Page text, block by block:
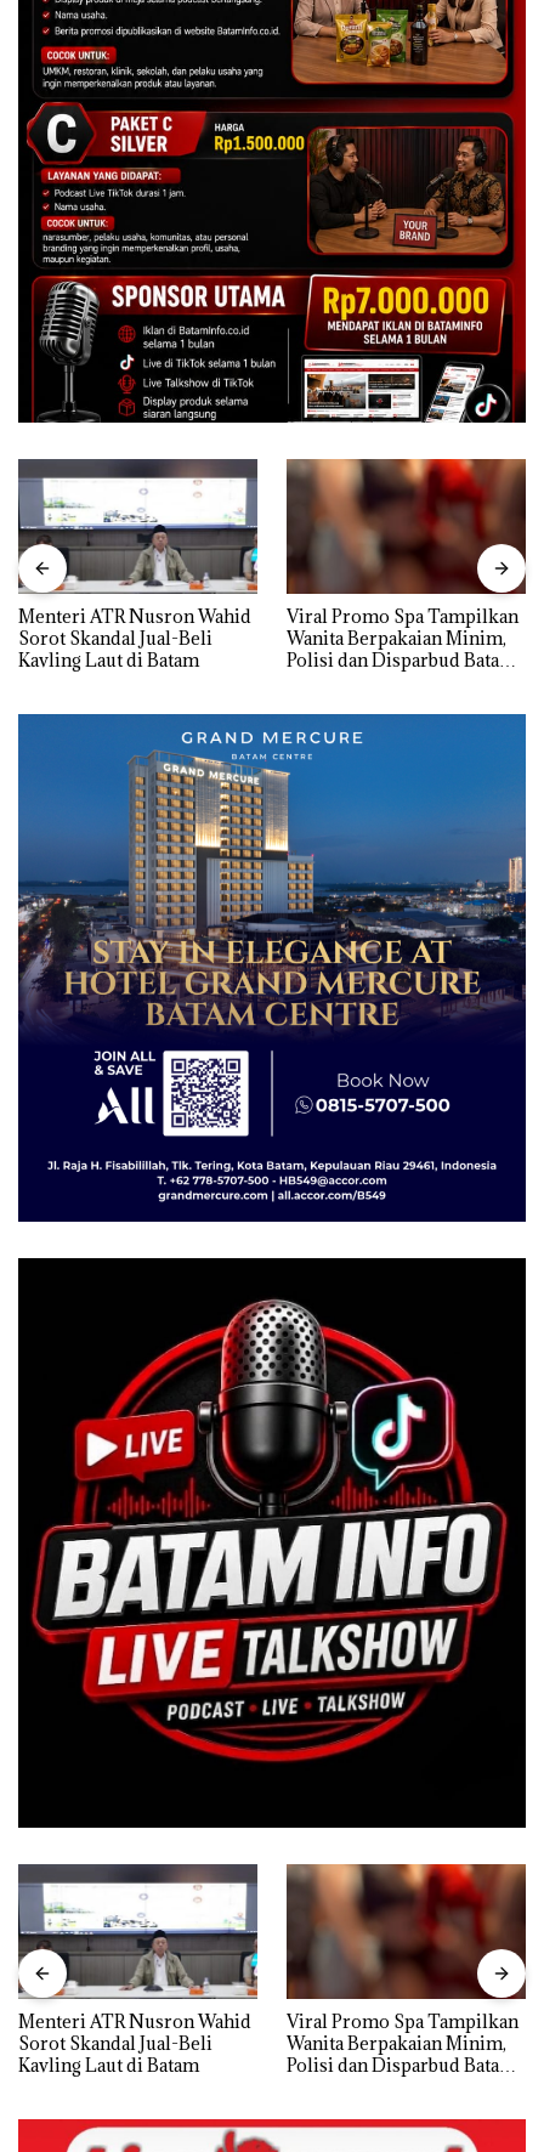
Menteri ATR Nusron Wahid
Sorot Skandal Jual-Beli
Kavling Laut di Batam
Viral Promo Spa Tampilkan
Wanita Berpakaian Minim,
Polisi dan Disparbud Batam
Menteri ATR Nusron Wahid
Sorot Skandal Jual-Beli
Kavling Laut di Batam
Viral Promo Spa Tampilkan
Wanita Berpakaian Minim,
Polisi dan Disparbud Batam